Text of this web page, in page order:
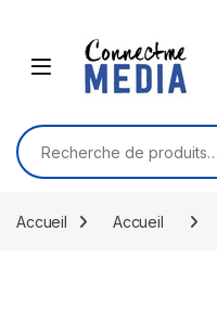
Recherche pour :
Accueil Accueil